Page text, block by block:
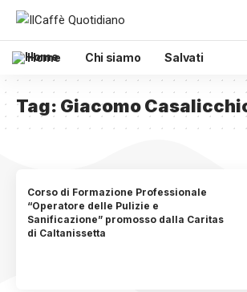
Home Chi siamo Salvati
Tag: Giacomo
Corso di Formazione Professionale
“Operatore delle Pulizie e
Sanificazione” promosso dalla Caritas
di Caltanissetta